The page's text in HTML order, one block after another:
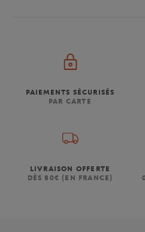
PAIEMENTS SÉCURISÉS
PAR CARTE
LIVRAISON OFFERTE
DÈS 80€ (EN FRANCE)